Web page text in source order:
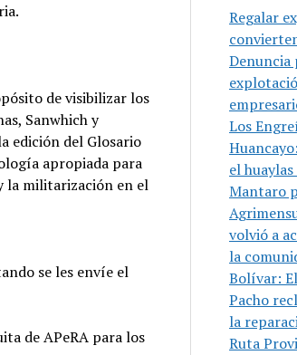
de visibilizar los
Sanwhich y
edición del Glosario
apropiada para
la militarización en el
se les envíe el
de APeRA para los
Regalar
Los
el
Mantaro
volvió a
la
Bolívar:
Pacho
la
Ruta